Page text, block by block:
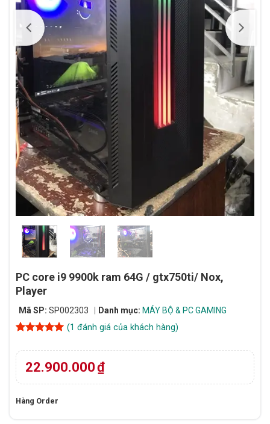
PC core i9 9900k ram 64G / gtx750ti/ Nox,
Player
Mã SP: SP002303 Danh mục: MÁY BỘ & PC GAMING
dựa trên
đánh giá
(1 đánh giá của khách hàng)
22.900.000₫
Hàng Order